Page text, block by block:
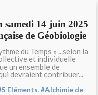
14 juin 2025
de Géobiologie
du Temps » ...selon la
et individuelle
un ensemble de
devraient contribuer...
Eléments,#Alchimie de